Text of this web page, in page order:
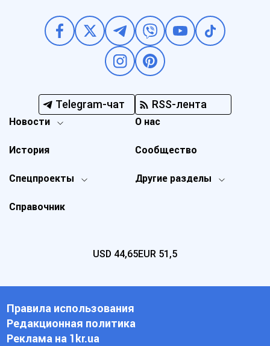
Telegram-чат RSS-лента
Новости
Спецпроекты Другие разделы
История
О нас
Справочник
Сообщество
USD 44,65EUR 51,5
Правила использования
Редакционная политика
Реклама на 1kr.ua